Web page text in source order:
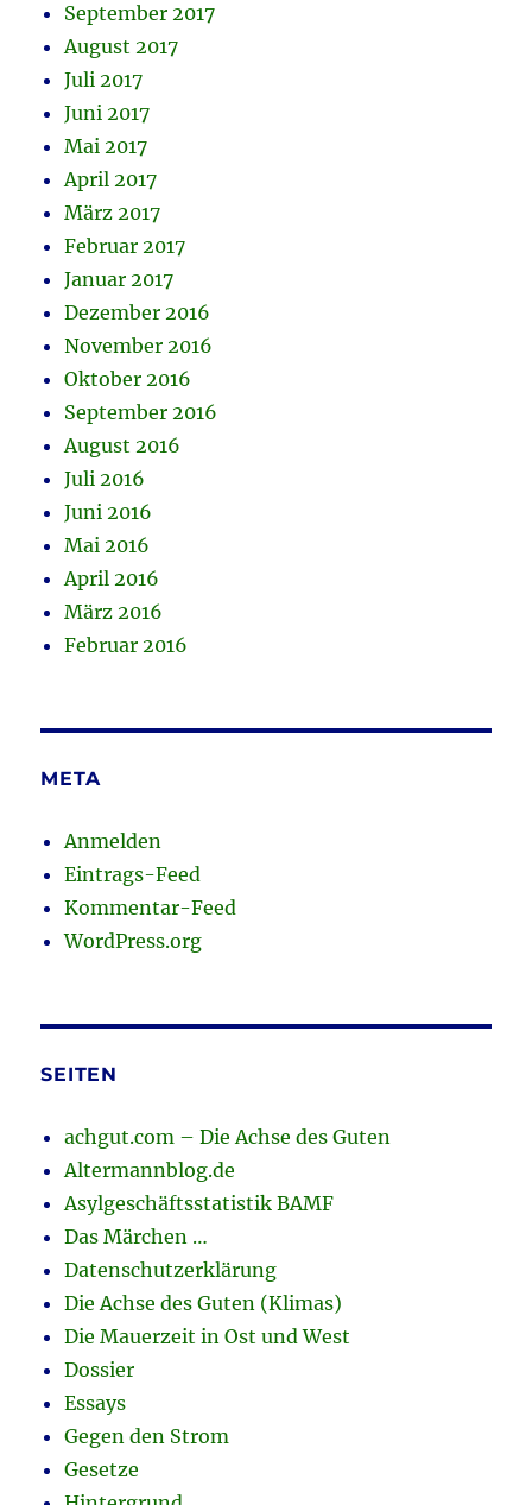
September 2017
August 2017
Juli 2017
Juni 2017
Mai 2017
April 2017
März 2017
Februar 2017
Januar 2017
Dezember 2016
November 2016
Oktober 2016
September 2016
August 2016
Juli 2016
Juni 2016
Mai 2016
April 2016
März 2016
Februar 2016
META
Anmelden
Eintrags-Feed
Kommentar-Feed
WordPress.org
SEITEN
achgut.com – Die Achse des Guten
Altermannblog.de
Asylgeschäftsstatistik BAMF
Das Märchen …
Datenschutzerklärung
Die Achse des Guten (Klimas)
Die Mauerzeit in Ost und West
Dossier
Essays
Gegen den Strom
Gesetze